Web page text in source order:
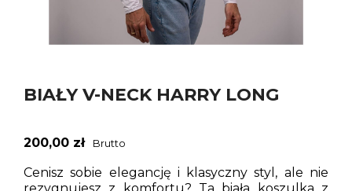
BIAŁY V-NECK HARRY LONG
200,00 zł Brutto
Cenisz sobie elegancję i klasyczny styl, ale nie